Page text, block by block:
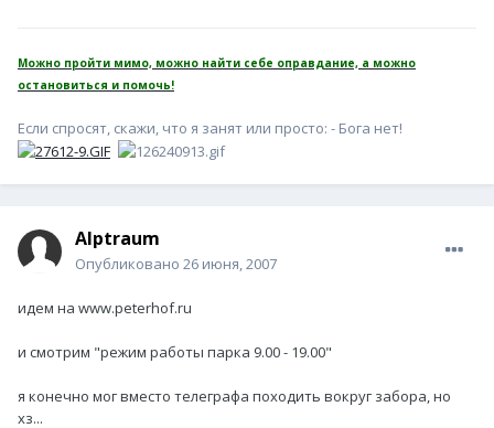
Можно пройти мимо, можно найти себе оправдание, а можно
остановиться и помочь!
Если спросят, скажи, что я занят или просто: - Бога нет!
Alptraum
Опубликовано 26 июня, 2007
идем на www.peterhof.ru
и смотрим "режим работы парка 9.00 - 19.00"
я конечно мог вместо телеграфа походить вокруг забора, но
хз...